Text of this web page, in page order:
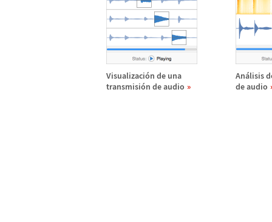
Visualización de una
transmisión de audio
Análisis
de audio